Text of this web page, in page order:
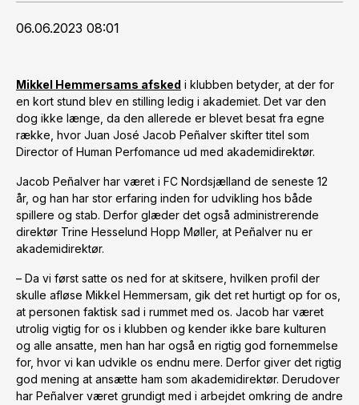
06.06.2023 08:01
Mikkel Hemmersams afsked i klubben betyder, at der for
en kort stund blev en stilling ledig i akademiet. Det var den
dog ikke længe, da den allerede er blevet besat fra egne
række, hvor Juan José Jacob Peñalver skifter titel som
Director of Human Perfomance ud med akademidirektør.
Jacob Peñalver har været i FC Nordsjælland de seneste 12
år, og han har stor erfaring inden for udvikling hos både
spillere og stab. Derfor glæder det også administrerende
direktør Trine Hesselund Hopp Møller, at Peñalver nu er
akademidirektør.
– Da vi først satte os ned for at skitsere, hvilken profil der
skulle afløse Mikkel Hemmersam, gik det ret hurtigt op for os,
at personen faktisk sad i rummet med os. Jacob har været
utrolig vigtig for os i klubben og kender ikke bare kulturen
og alle ansatte, men han har også en rigtig god fornemmelse
for, hvor vi kan udvikle os endnu mere. Derfor giver det rigtig
god mening at ansætte ham som akademidirektør. Derudover
har Peñalver været grundigt med i arbejdet omkring de andre